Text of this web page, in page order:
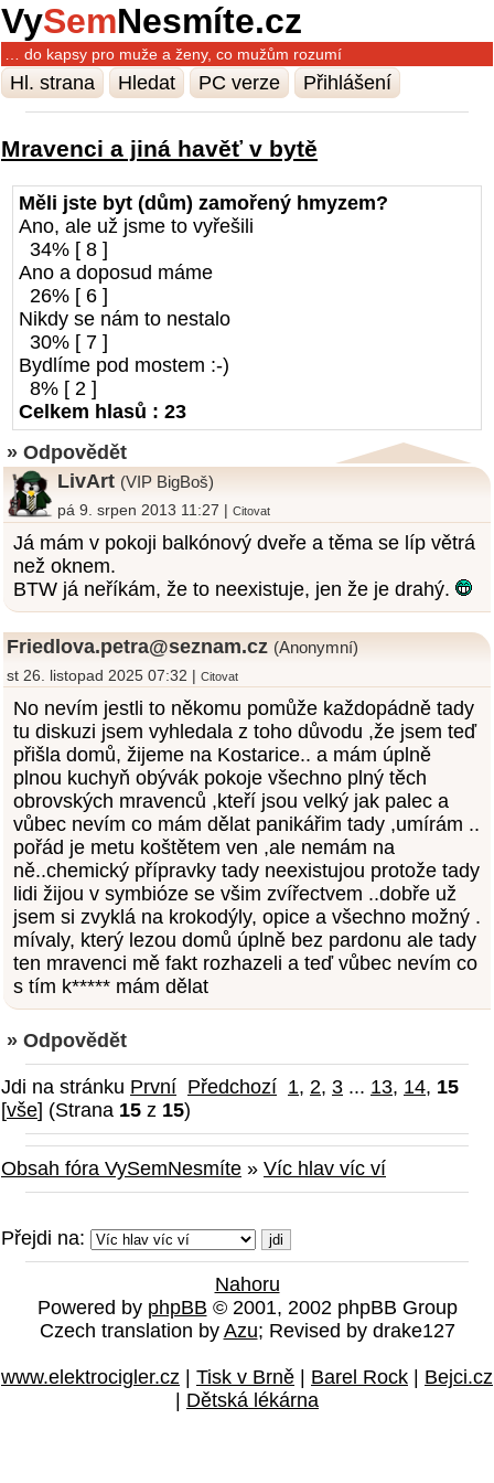
VySemNesmíte.cz
… do kapsy pro muže a ženy, co mužům rozumí
Hl. strana Hledat PC verze Přihlášení
Mravenci a jiná havěť v bytě
Měli jste byt (dům) zamořený hmyzem?
Ano, ale už jsme to vyřešili
34% [ 8 ]
Ano a doposud máme
26% [ 6 ]
Nikdy se nám to nestalo
30% [ 7 ]
Bydlíme pod mostem :-)
8% [ 2 ]
Celkem hlasů : 23
» Odpovědět
LivArt (VIP BigBoš)
pá 9. srpen 2013 11:27 |Citovat
Já mám v pokoji balkónový dveře a těma se líp větrá
než oknem.
BTW já neříkám, že to neexistuje, jen že je drahý.
Friedlova.petra@seznam.cz (Anonymní)
st 26. listopad 2025 07:32 | Citovat
No nevím jestli to někomu pomůže každopádně tady
tu diskuzi jsem vyhledala z toho důvodu ,že jsem teď
přišla domů, žijeme na Kostarice.. a mám úplně
plnou kuchyň obývák pokoje všechno plný těch
obrovských mravenců ,kteří jsou velký jak palec a
vůbec nevím co mám dělat panikářim tady ,umírám ..
pořád je metu koštětem ven ,ale nemám na
ně..chemický přípravky tady neexistujou protože tady
lidi žijou v symbióze se všim zvířectvem ..dobře už
jsem si zvyklá na krokodýly, opice a všechno možný .
mívaly, který lezou domů úplně bez pardonu ale tady
ten mravenci mě fakt rozhazeli a teď vůbec nevím co
s tím k***** mám dělat
» Odpovědět
Jdi na stránku První Předchozí 1, 2, 3 ... 13, 14, 15
[vše] (Strana 15 z 15)
Obsah fóra VySemNesmíte » Víc hlav víc ví
Přejdi na:
Nahoru
Powered by phpBB © 2001, 2002 phpBB Group
Czech translation by Azu; Revised by drake127
www.elektrocigler.cz | Tisk v Brně | Barel Rock | Bejci.cz
| Dětská lékárna